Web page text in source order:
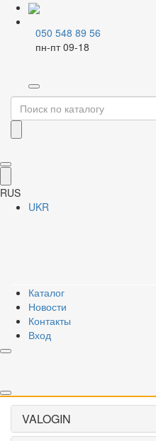
050 548 89 56
пн-пт 09-18
RUS
UKR
Каталог
Новости
Контакты
Вход
Главная Каталог
Внутренняя канализация
Бренд
Применить
VALOGIN